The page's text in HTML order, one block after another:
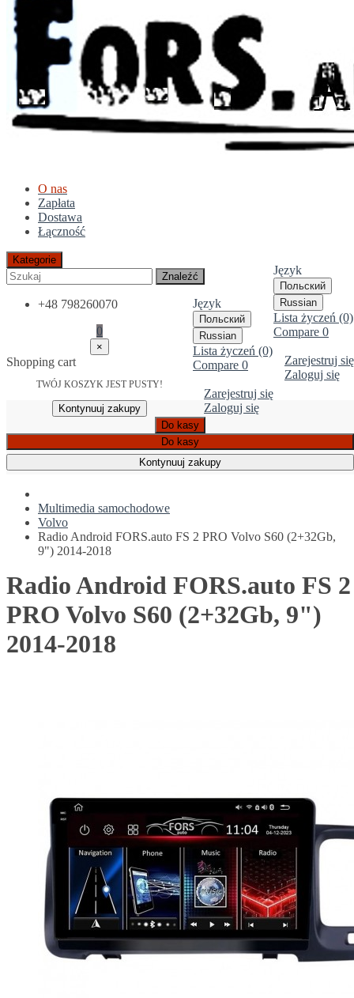
O nas
Zapłata
Dostawa
Łączność
Język
Польский
Russian
Lista życzeń (0)
Compare 0
Zarejestruj się
Zaloguj się
Kategorie
Znaleźć
Język
Польский
Russian
Lista życzeń (0)
Compare 0
Zarejestruj się
Zaloguj się
+48 798260070
0
×
Shopping cart
TWÓJ KOSZYK JEST PUSTY!
Kontynuuj zakupy
Do kasy
Do kasy
Kontynuuj zakupy
Multimedia samochodowe
Volvo
Radio Android FORS.auto FS 2 PRO Volvo S60 (2+32Gb,
9") 2014-2018
Radio Android FORS.auto FS 2
PRO Volvo S60 (2+32Gb, 9")
2014-2018